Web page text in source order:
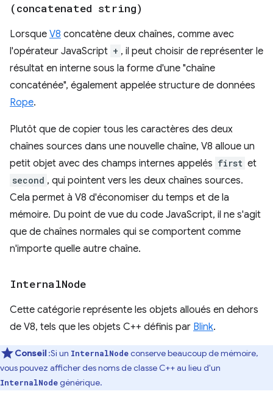
(concatenated string)
Lorsque V8 concatène deux chaînes, comme avec
l'opérateur JavaScript + , il peut choisir de représenter le
résultat en interne sous la forme d'une "chaîne
concaténée", également appelée structure de données
Rope.
Plutôt que de copier tous les caractères des deux
chaînes sources dans une nouvelle chaîne, V8 alloue un
petit objet avec des champs internes appelés first et
second , qui pointent vers les deux chaînes sources.
Cela permet à V8 d'économiser du temps et de la
mémoire. Du point de vue du code JavaScript, il ne s'agit
que de chaînes normales qui se comportent comme
n'importe quelle autre chaîne.
InternalNode
Cette catégorie représente les objets alloués en dehors
de V8, tels que les objets C++ définis par Blink.
Conseil :Si un InternalNodeconserve beaucoup de mémoire,
vous pouvez afficher des noms de classe C++ au lieu d'un
InternalNodegénérique.